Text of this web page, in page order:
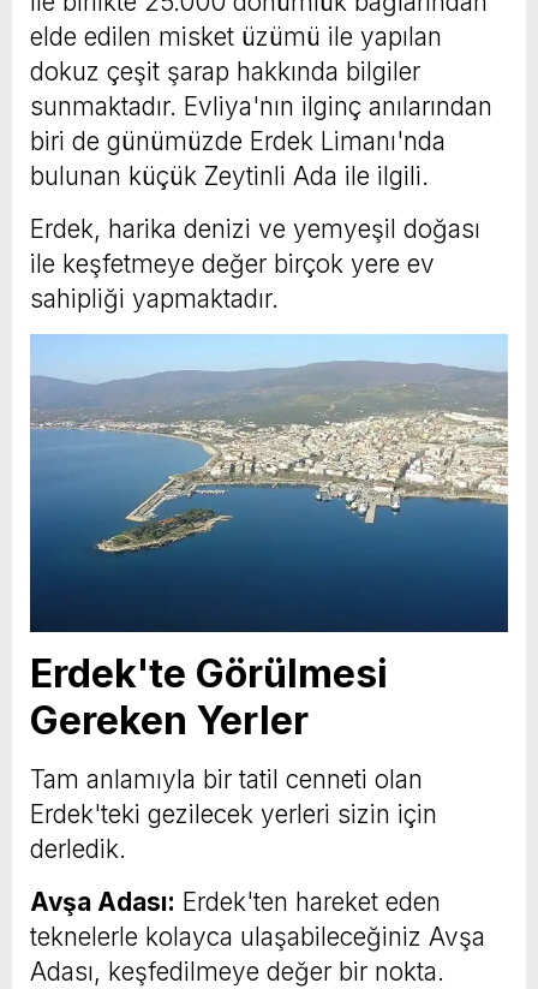
elde edilen misket üzümü ile yapılan
dokuz çeşit şarap hakkında bilgiler
sunmaktadır. Evliya'nın ilginç anılarından
biri de günümüzde Erdek Limanı'nda
bulunan küçük Zeytinli Ada ile ilgili.
Erdek, harika denizi ve yemyeşil doğası
ile keşfetmeye değer birçok yere ev
sahipliği yapmaktadır.
Erdek'te Görülmesi
Gereken Yerler
Tam anlamıyla bir tatil cenneti olan
Erdek'teki gezilecek yerleri sizin için
derledik.
Avşa Adası: Erdek'ten hareket eden
teknelerle kolayca ulaşabileceğiniz Avşa
Adası, keşfedilmeye değer bir nokta.